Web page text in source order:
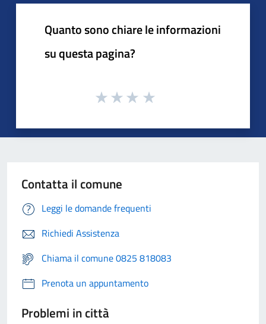
Quanto sono chiare le informazioni
su questa pagina?
Contatta il comune
Leggi le domande frequenti
Richiedi Assistenza
Chiama il comune 0825 818083
Prenota un appuntamento
Problemi in città